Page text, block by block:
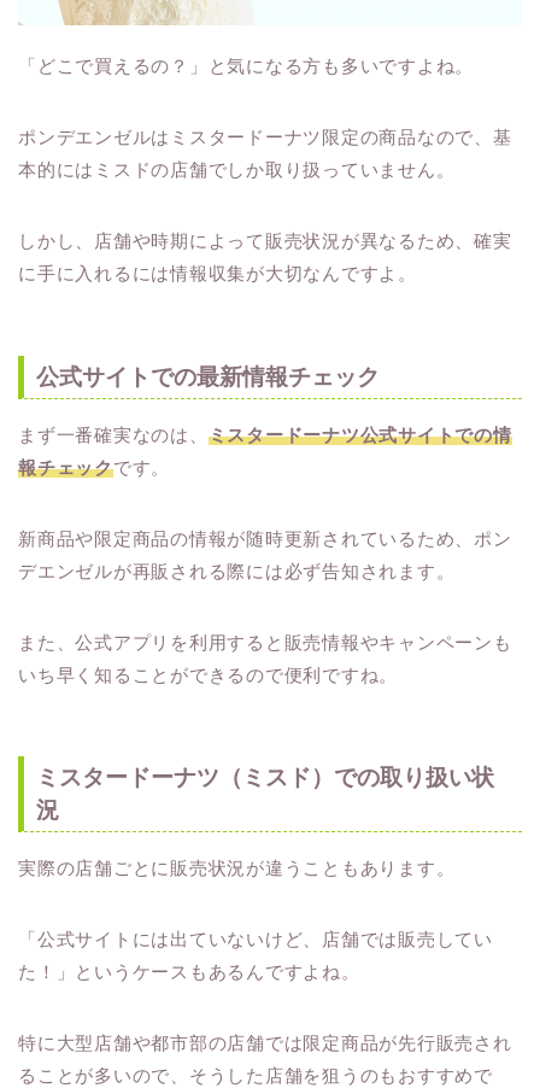
「どこで買えるの？」と気になる方も多いですよね。
ポンデエンゼルはミスタードーナツ限定の商品なので、基
本的にはミスドの店舗でしか取り扱っていません。
しかし、店舗や時期によって販売状況が異なるため、確実
に手に入れるには情報収集が大切なんですよ。
公式サイトでの最新情報チェック
まず一番確実なのは、 ミスタードーナツ公式サイトでの情
報チェックです。
新商品や限定商品の情報が随時更新されているため、ポン
デエンゼルが再販される際には必ず告知されます。
また、公式アプリを利用すると販売情報やキャンペーンも
いち早く知ることができるので便利ですね。
ミスタードーナツ（ミスド）での取り扱い状
況
実際の店舗ごとに販売状況が違うこともあります。
「公式サイトには出ていないけど、店舗では販売してい
た！」というケースもあるんですよね。
特に大型店舗や都市部の店舗では限定商品が先行販売され
ることが多いので、そうした店舗を狙うのもおすすめで